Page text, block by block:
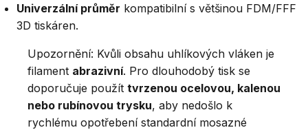
Univerzální průměr kompatibilní s většinou FDM/FFF
3D tiskáren.
Upozornění: Kvůli obsahu uhlíkových vláken je
filament abrazivní. Pro dlouhodobý tisk se
doporučuje použít tvrzenou ocelovou, kalenou
nebo rubínovou trysku, aby nedošlo k
rychlému opotřebení standardní mosazné